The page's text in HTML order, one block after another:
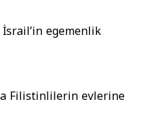
egemenlik
Filistinlilerin evlerine